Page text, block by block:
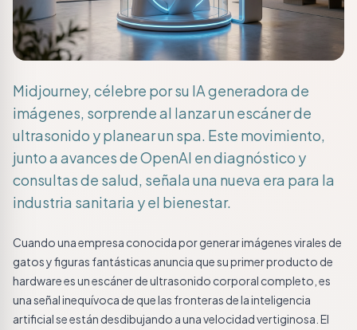
Midjourney, célebre por su IA generadora de
imágenes, sorprende al lanzar un escáner de
ultrasonido y planear un spa. Este movimiento,
junto a avances de OpenAI en diagnóstico y
consultas de salud, señala una nueva era para la
industria sanitaria y el bienestar.
Cuando una empresa conocida por generar imágenes virales de
gatos y figuras fantásticas anuncia que su primer producto de
hardware es un escáner de ultrasonido corporal completo, es
una señal inequívoca de que las fronteras de la inteligencia
artificial se están desdibujando a una velocidad vertiginosa. El